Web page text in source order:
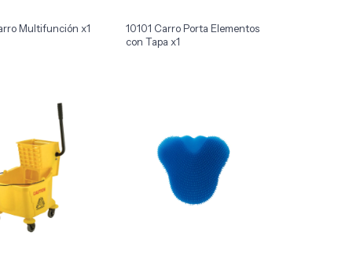
Multifunción x1
10101 Carro Porta Elementos
con Tapa x1